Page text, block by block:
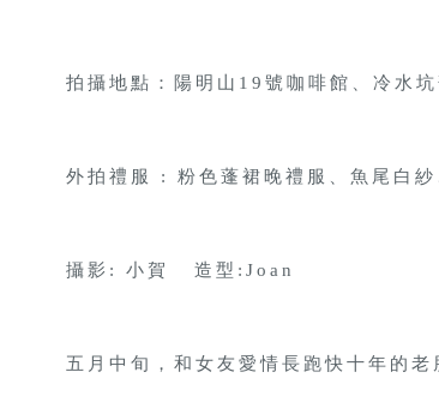
拍攝地點：陽明山19號咖啡館、冷水
外拍禮服 : 粉色蓬裙晚禮服、魚尾白紗
攝影: 小賀 造型:Joan
五月中旬，和女友愛情長跑快十年的